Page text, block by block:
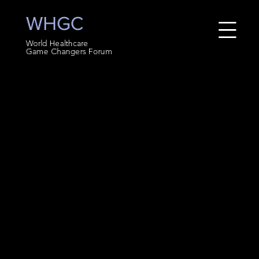
WHGC
World Healthcare
Game Changers Forum